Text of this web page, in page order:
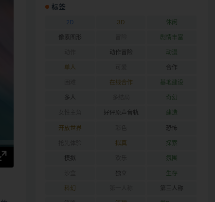
标签
2D 3D 休闲
像素图形 剧情丰富
动作冒险 动漫
单人 合作
在线合作 基地建设
多人 奇幻
好评原声音轨 建造
开放世界 恐怖
拟真 探索
模拟 氛围
独立 生存
科幻 第三人称